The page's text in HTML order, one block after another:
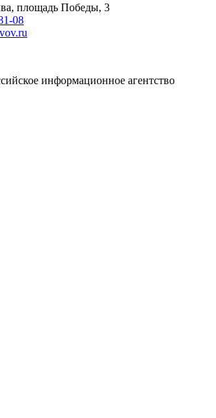
площадь Победы, 3
08
информационное агентство